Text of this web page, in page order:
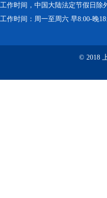
工作时间，中国大陆法定节假日除
工作时间：周一至周六 早8:00-晚
© 2018